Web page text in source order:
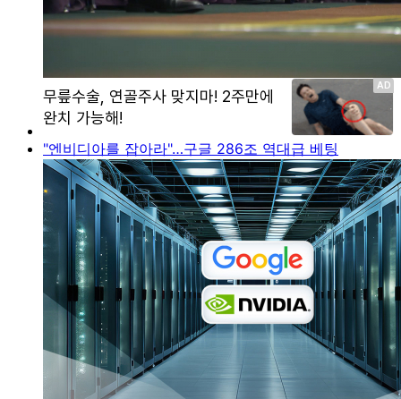
"엔비디아를 잡아라"…구글 286조 역대급 베팅